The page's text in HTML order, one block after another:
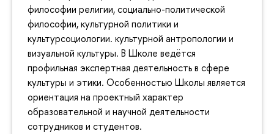
философии религии, социально-политической
философии, культурной политики и
культурсоциологии. культурной антропологии и
визуальной культуры. В Школе ведётся
профильная экспертная деятельность в сфере
культуры и этики. Особенностью Школы является
ориентация на проектный характер
образовательной и научной деятельности
сотрудников и студентов.